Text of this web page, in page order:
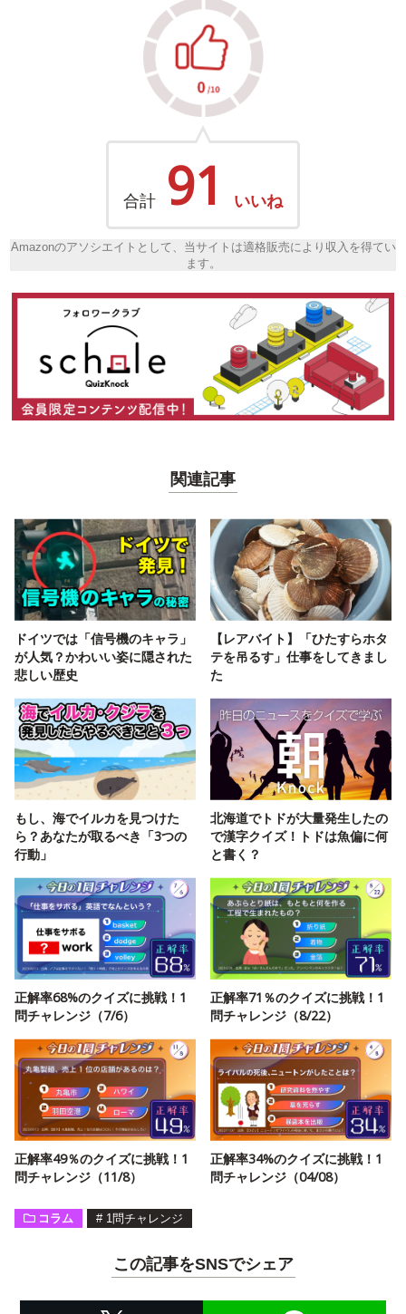
合計 91 いいね
Amazonのアソシエイトとして、当サイトは適格販売により収入を得てい
ます。
関連記事
ドイツでは「信号機のキャラ」
が人気？かわいい姿に隠された
悲しい歴史
【レアバイト】「ひたすらホタ
テを吊るす」仕事をしてきまし
た
もし、海でイルカを見つけた
ら？あなたが取るべき「3つの
行動」
北海道でトドが大量発生したの
で漢字クイズ！トドは魚偏に何
と書く？
正解率68%のクイズに挑戦！1
問チャレンジ（7/6）
正解率71％のクイズに挑戦！1
問チャレンジ（8/22）
正解率49％のクイズに挑戦！1
問チャレンジ（11/8）
正解率34%のクイズに挑戦！1
問チャレンジ（04/08）
コラム # 1問チャレンジ
この記事をSNSでシェア